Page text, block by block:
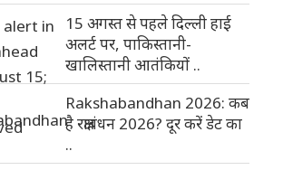
15 अगस्त से पहले दिल्ली हाई
अलर्ट पर, पाकिस्तानी-
खालिस्तानी आतंकियों ..
Rakshabandhan 2026: कब
है रक्षाबंधन 2026? दूर करें डेट का
..